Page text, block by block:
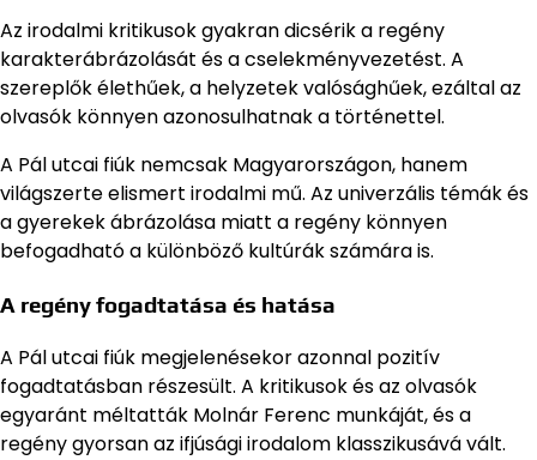
Az irodalmi kritikusok gyakran dicsérik a regény
karakterábrázolását és a cselekményvezetést. A
szereplők élethűek, a helyzetek valósághűek, ezáltal az
olvasók könnyen azonosulhatnak a történettel.
A Pál utcai fiúk nemcsak Magyarországon, hanem
világszerte elismert irodalmi mű. Az univerzális témák és
a gyerekek ábrázolása miatt a regény könnyen
befogadható a különböző kultúrák számára is.
A regény fogadtatása és hatása
A Pál utcai fiúk megjelenésekor azonnal pozitív
fogadtatásban részesült. A kritikusok és az olvasók
egyaránt méltatták Molnár Ferenc munkáját, és a
regény gyorsan az ifjúsági irodalom klasszikusává vált.